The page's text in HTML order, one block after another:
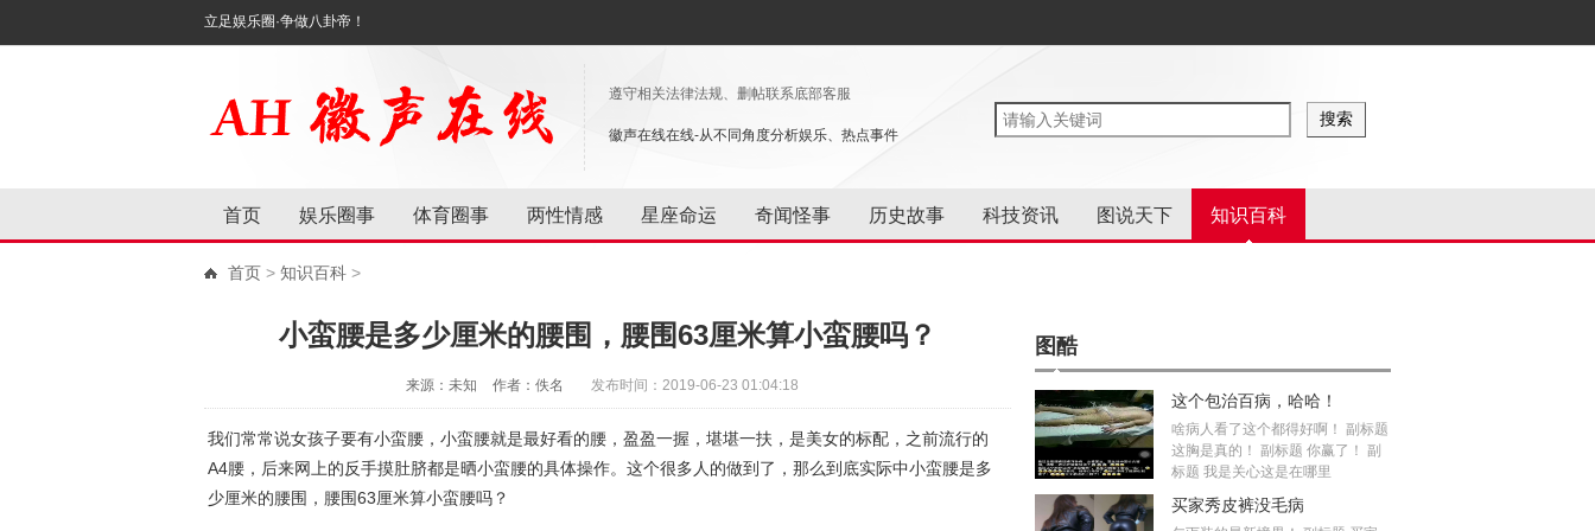
立足娱乐圈·争做八卦帝！
遵守相关法律法规、删帖联系底部客服
徽声在线在线-从不同角度分析娱乐、热点事件
首页 娱乐圈事 体育圈事 两性情感 星座命运 奇闻怪事 历史故事 科技资讯 图说天下 知识百科
首页 > 知识百科 >
小蛮腰是多少厘米的腰围，腰围63厘米算小蛮腰吗？
来源：未知 作者：佚名 发布时间：2019-06-23 01:04:18
我们常常说女孩子要有小蛮腰，小蛮腰就是最好看的腰，盈盈一握，堪堪一扶，是美女的标配，之前流行的
A4腰，后来网上的反手摸肚脐都是晒小蛮腰的具体操作。这个很多人的做到了，那么到底实际中小蛮腰是多
少厘米的腰围，腰围63厘米算小蛮腰吗？
图酷
这个包治百病，哈哈！
啥病人看了这个都得好啊！ 副标题
这胸是真的！ 副标题 你赢了！ 副
标题 我是关心这是在哪里
买家秀皮裤没毛病